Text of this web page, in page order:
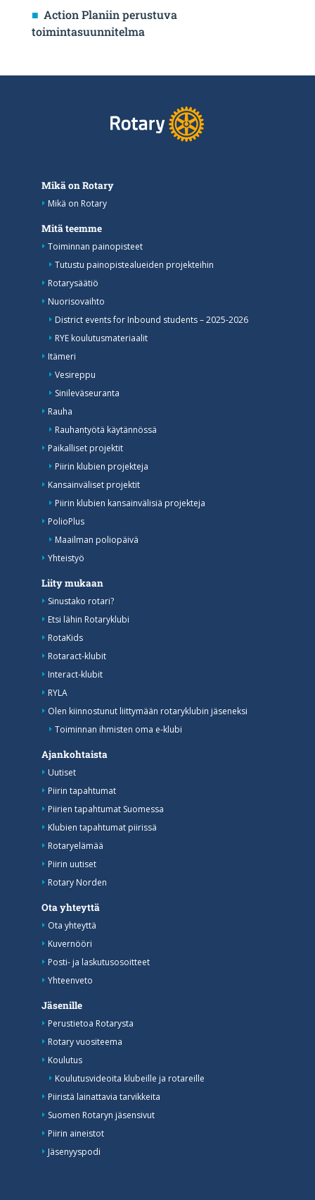
Action Planiin perustuva
toimintasuunnitelma
Mikä on Rotary
Mikä on Rotary
Mitä teemme
Toiminnan painopisteet
Tutustu painopistealueiden projekteihin
Rotarysäätiö
Nuorisovaihto
District events for Inbound students – 2025-2026
RYE koulutusmateriaalit
Itämeri
Vesireppu
Sinileväseuranta
Rauha
Rauhantyötä käytännössä
Paikalliset projektit
Piirin klubien projekteja
Kansainväliset projektit
Piirin klubien kansainvälisiä projekteja
PolioPlus
Maailman poliopäivä
Yhteistyö
Liity mukaan
Sinustako rotari?
Etsi lähin Rotaryklubi
RotaKids
Rotaract-klubit
Interact-klubit
RYLA
Olen kiinnostunut liittymään rotaryklubin jäseneksi
Toiminnan ihmisten oma e-klubi
Ajankohtaista
Uutiset
Piirin tapahtumat
Piirien tapahtumat Suomessa
Klubien tapahtumat piirissä
Rotaryelämää
Piirin uutiset
Rotary Norden
Ota yhteyttä
Ota yhteyttä
Kuvernööri
Posti- ja laskutusosoitteet
Yhteenveto
Jäsenille
Perustietoa Rotarysta
Rotary vuositeema
Koulutus
Koulutusvideoita klubeille ja rotareille
Piiristä lainattavia tarvikkeita
Suomen Rotaryn jäsensivut
Piirin aineistot
Jäsenyyspodi